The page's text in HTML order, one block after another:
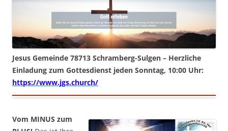
Jesus Gemeinde 78713 Schramberg-Sulgen – Herzliche
Einladung zum Gottesdienst jeden Sonntag, 10:00 Uhr:
https://www.jgs.church/
Vom MINUS zum